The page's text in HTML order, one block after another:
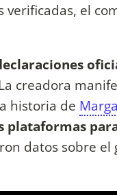
verificadas, el
creadora
historia de
plataformas
datos sobre